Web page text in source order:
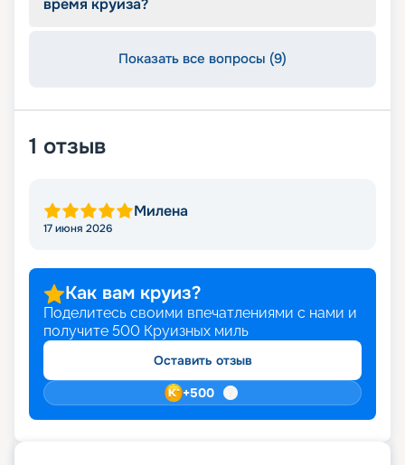
время круиза?
Показать все вопросы (9)
1 отзыв
Милена
17 июня 2026
Как вам круиз?
Поделитесь своими впечатлениями с нами и
получите 500 Круизных миль
Оставить отзыв
+500